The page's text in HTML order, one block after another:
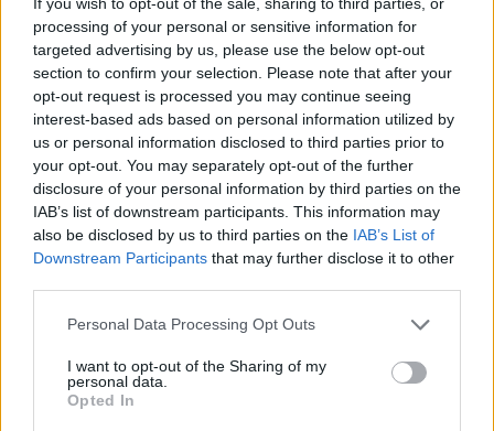
processing of your personal or sensitive information for
targeted advertising by us, please use the below opt-out
section to confirm your selection. Please note that after your
opt-out request is processed you may continue seeing
interest-based ads based on personal information utilized by
us or personal information disclosed to third parties prior to
your opt-out. You may separately opt-out of the further
disclosure of your personal information by third parties on the
IAB’s list of downstream participants. This information may
also be disclosed by us to third parties on the IAB’s List of
Downstream Participants that may further disclose it to other
Personal Data Processing Opt Outs
I want to opt-out of the Sharing of my
personal data.
Opted In
Gramsh, tre zjarre nën
kontroll pas ndërhyrjes në
terrene të vështira
Koncerti i Kanye West
shkakton përplasje me
kalendarin e Champions
League në Kazakistan
Dita e tetë e protestës në
refuzojnë bashkimin me
Lushnjen
Flakët përfshijnë një
zjarrfikësit vënë situatën
nën kontroll